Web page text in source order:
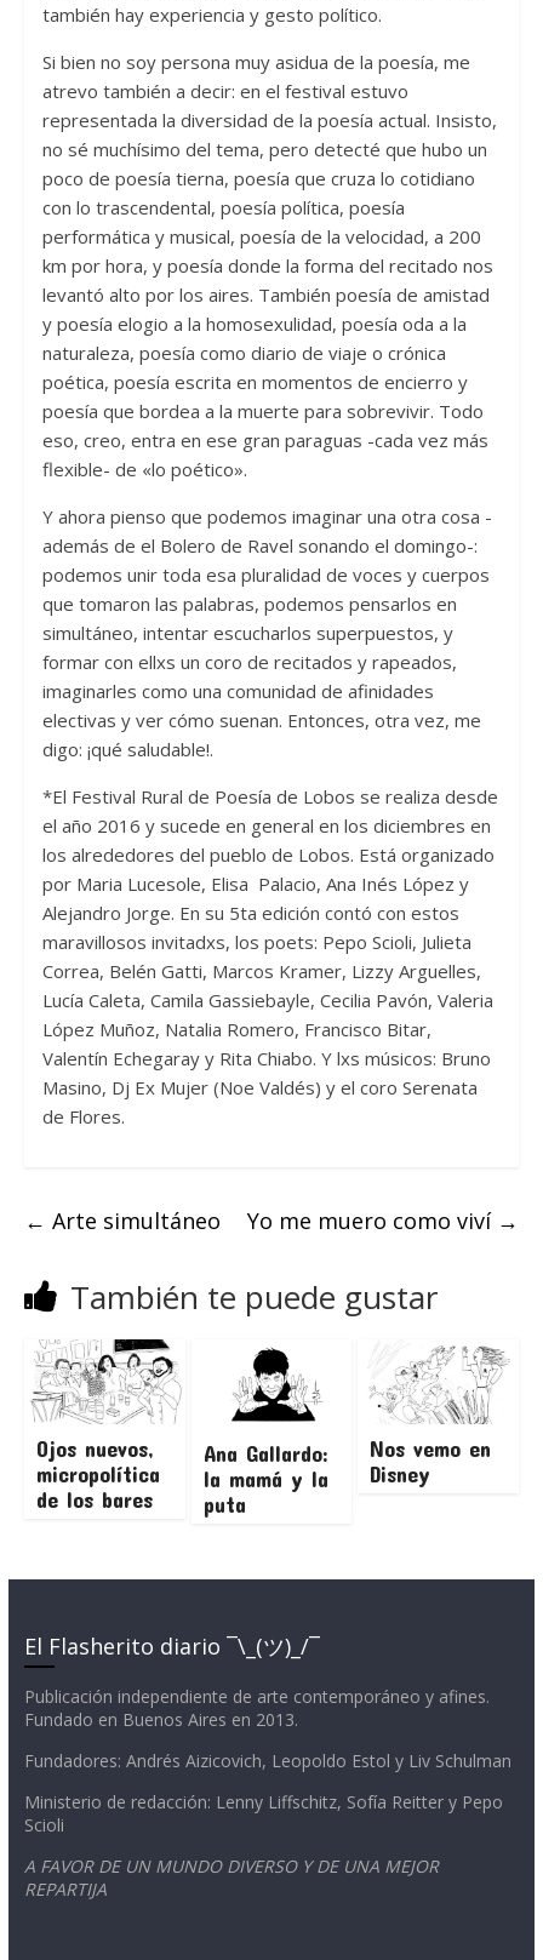
también hay experiencia y gesto político.
Si bien no soy persona muy asidua de la poesía, me
atrevo también a decir: en el festival estuvo
representada la diversidad de la poesía actual. Insisto,
no sé muchísimo del tema, pero detecté que hubo un
poco de poesía tierna, poesía que cruza lo cotidiano
con lo trascendental, poesía política, poesía
performática y musical, poesía de la velocidad, a 200
km por hora, y poesía donde la forma del recitado nos
levantó alto por los aires. También poesía de amistad
y poesía elogio a la homosexulidad, poesía oda a la
naturaleza, poesía como diario de viaje o crónica
poética, poesía escrita en momentos de encierro y
poesía que bordea a la muerte para sobrevivir. Todo
eso, creo, entra en ese gran paraguas -cada vez más
flexible- de «lo poético».
Y ahora pienso que podemos imaginar una otra cosa -
además de el Bolero de Ravel sonando el domingo-:
podemos unir toda esa pluralidad de voces y cuerpos
que tomaron las palabras, podemos pensarlos en
simultáneo, intentar escucharlos superpuestos, y
formar con ellxs un coro de recitados y rapeados,
imaginarles como una comunidad de afinidades
electivas y ver cómo suenan. Entonces, otra vez, me
digo: ¡qué saludable!.
*El Festival Rural de Poesía de Lobos se realiza desde
el año 2016 y sucede en general en los diciembres en
los alrededores del pueblo de Lobos. Está organizado
por Maria Lucesole, Elisa Palacio, Ana Inés López y
Alejandro Jorge. En su 5ta edición contó con estos
maravillosos invitadxs, los poets: Pepo Scioli, Julieta
Correa, Belén Gatti, Marcos Kramer, Lizzy Arguelles,
Lucía Caleta, Camila Gassiebayle, Cecilia Pavón, Valeria
López Muñoz, Natalia Romero, Francisco Bitar,
Valentín Echegaray y Rita Chiabo. Y lxs músicos: Bruno
Masino, Dj Ex Mujer (Noe Valdés) y el coro Serenata
de Flores.
← Arte simultáneo Yo me muero como viví →
También te puede gustar
Ojos nuevos,
micropolítica
de los bares
Ana Gallardo:
la mamá y la
puta
Nos vemo en
Disney
El Flasherito diario ¯\_(ツ)_/¯
Publicación independiente de arte contemporáneo y afines.
Fundado en Buenos Aires en 2013.
Fundadores: Andrés Aizicovich, Leopoldo Estol y Liv Schulman
Ministerio de redacción: Lenny Liffschitz, Sofía Reitter y Pepo
Scioli
A FAVOR DE UN MUNDO DIVERSO Y DE UNA MEJOR
REPARTIJA